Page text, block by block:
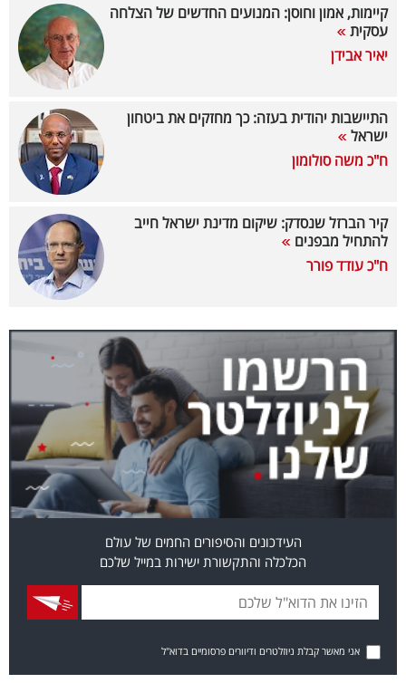
המילון
הכלכלי
40
UNDER
שיתופי
דרושים
ניוזלטרים
פרסמו
באייס
עקבו
קיימות, אמון וחוסן: המנועים החדשים של הצלחה
עסקית
יאיר אבידן
התיישבות יהודית בעזה: כך מחזקים את ביטחון
ישראל
ח"כ משה סולומון
קיר הברזל שנסדק: שיקום מדינת ישראל חייב
להתחיל מבפנים
ח"כ עודד פורר
העידכונים והסיפורים החמים של עולם
הכלכלה והתקשורת ישירות במייל שלכם
אני מאשר קבלת ניוזלטרים ודיוורים פרסומיים בדוא"ל